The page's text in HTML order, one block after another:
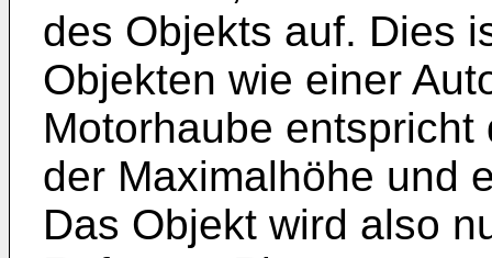
des Objekts auf. Dies
Objekten wie einer
Motorhaube
der Maximalhöhe und
Das Objekt wird also